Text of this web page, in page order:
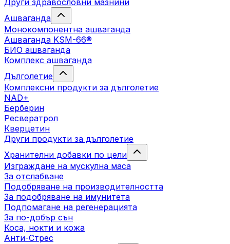
Други здравословни мазнини
Ашваганда
Монокомпонентна ашваганда
Ашваганда KSM-66®
БИО ашваганда
Комплекс ашваганда
Дълголетие
Комплексни продукти за дълголетие
NAD+
Берберин
Ресвератрол
Кверцетин
Други продукти за дълголетие
Хранителни добавки по цели
Изграждане на мускулна маса
За отслабване
Подобряване на производителността
За подобряване на имунитета
Подпомагане на регенерацията
За по-добър сън
Коса, нокти и кожа
Анти-Стрес